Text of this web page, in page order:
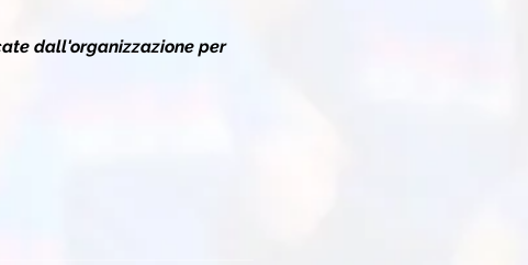
dall'organizzazione per